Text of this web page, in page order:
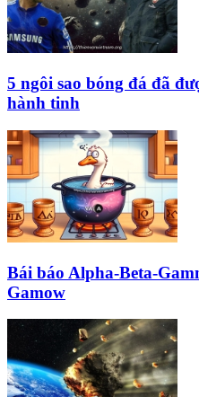
5 ngôi sao bóng đá đã
hành tinh
Bái báo Alpha-Beta-
Gamow